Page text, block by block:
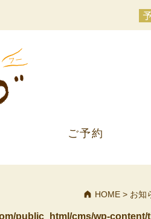
ご予約
HOME > お知
public_html/cms/wp-content/